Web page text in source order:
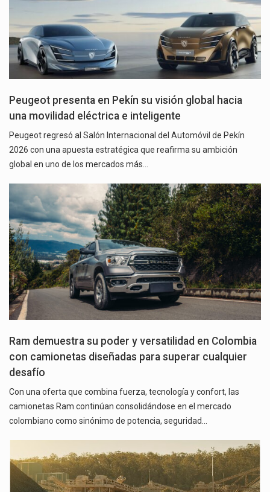
Peugeot presenta en Pekín su visión global hacia
una movilidad eléctrica e inteligente
Peugeot regresó al Salón Internacional del Automóvil de Pekín
2026 con una apuesta estratégica que reafirma su ambición
global en uno de los mercados más…
Ram demuestra su poder y versatilidad en Colombia
con camionetas diseñadas para superar cualquier
desafío
Con una oferta que combina fuerza, tecnología y confort, las
camionetas Ram continúan consolidándose en el mercado
colombiano como sinónimo de potencia, seguridad…